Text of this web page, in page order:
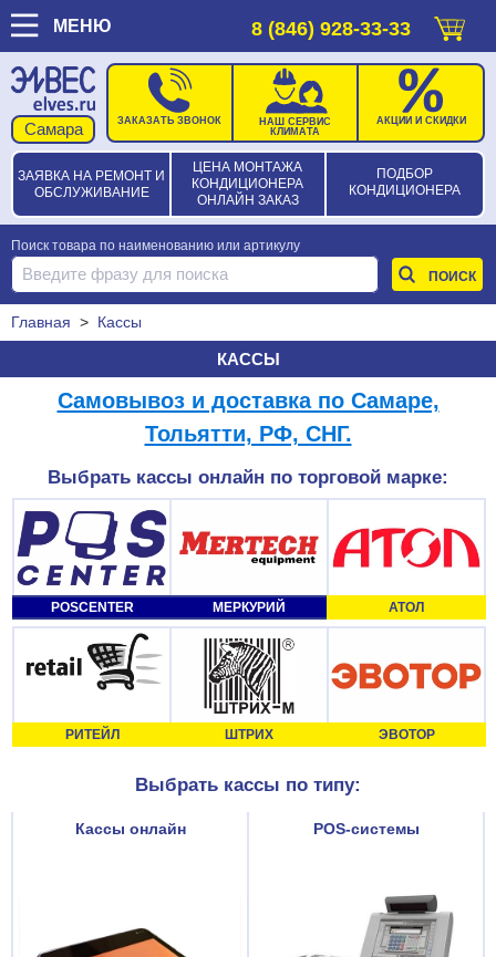
МЕНЮ 8 (846) 928-33-33
ЗАЯВКА НА РЕМОНТ И
ОБСЛУЖИВАНИЕ
ЦЕНА МОНТАЖА
КОНДИЦИОНЕРА
ОНЛАЙН ЗАКАЗ
ПОДБОР
КОНДИЦИОНЕРА
ЗАКАЗАТЬ ЗВОНОК
НАШ СЕРВИС
КЛИМАТА
АКЦИИ И СКИДКИ
Поиск товара по наименованию или артикулу
Главная > Кассы
КАССЫ
Самовывоз и доставка по Самаре,
Тольятти, РФ, СНГ.
Выбрать кассы онлайн по торговой марке:
POSCENTER МЕРКУРИЙ АТОЛ
РИТЕЙЛ ШТРИХ ЭВОТОР
Выбрать кассы по типу:
Кассы онлайн POS-системы